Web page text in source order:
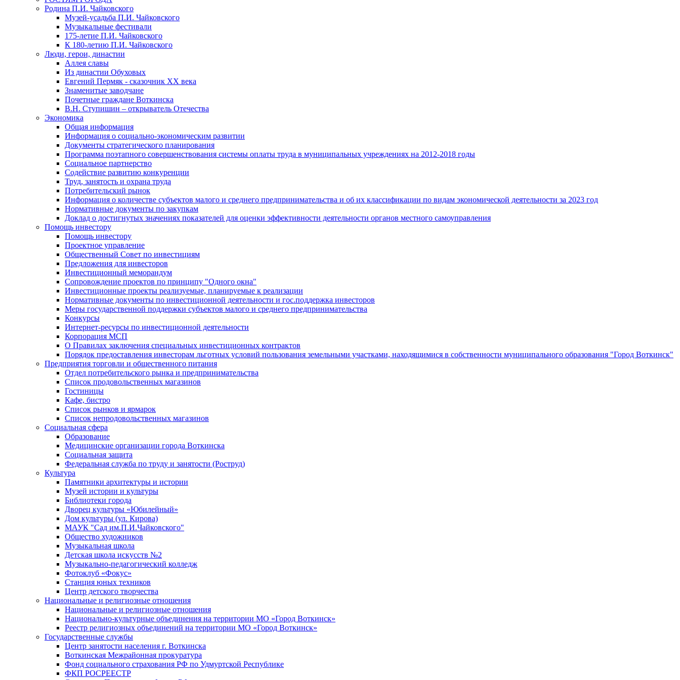
Родина П.И. Чайковского
Музей-усадьба П.И. Чайковского
Музыкальные фестивали
175-летие П.И. Чайковского
К 180-летию П.И. Чайковского
Люди, герои, династии
Аллея славы
Из династии Обуховых
Евгений Пермяк - сказочник XX века
Знаменитые заводчане
Почетные граждане Воткинска
В.Н. Ступишин – открыватель Отечества
Экономика
Общая информация
Информация о социально-экономическим развитии
Документы стратегического планирования
Программа поэтапного совершенствования системы оплаты труда в муниципальных учреждениях на 2012-2018 годы
Социальное партнерство
Содействие развитию конкуренции
Труд, занятость и охрана труда
Потребительский рынок
Информация о количестве субъектов малого и среднего предпринимательства и об их классификации по видам экономической деятельности за 2023 год
Нормативные документы по закупкам
Доклад о достигнутых значениях показателей для оценки эффективности деятельности органов местного самоуправления
Помощь инвестору
Помощь инвестору
Проектное управление
Общественный Совет по инвестициям
Предложения для инвесторов
Инвестиционный меморандум
Сопровождение проектов по принципу "Oдного окна"
Инвестиционные проекты реализуемые, планируемые к реализации
Нормативные документы по инвестиционной деятельности и гос.поддержка инвесторов
Меры государственной поддержки субъектов малого и среднего предпринимательства
Конкурсы
Интернет-ресурсы по инвестиционной деятельности
Корпорация МСП
О Правилах заключения специальных инвестиционных контрактов
Порядок предоставления инвесторам льготных условий пользования земельными участками, находящимися в собственности муниципального образования "Город Воткинск"
Предприятия торговли и общественного питания
Отдел потребительского рынка и предпринимательства
Список продовольственных магазинов
Гостиницы
Кафе, бистро
Cписок рынков и ярмарок
Список непродовольственных магазинов
Социальная сфера
Образование
Медицинские организации города Воткинска
Социальная защита
Федеральная служба по труду и занятости (Роструд)
Культура
Памятники архитектуры и истории
Музей истории и культуры
Библиотеки города
Дворец культуры «Юбилейный»
Дом культуры (ул. Кирова)
МАУК "Сад им.П.И.Чайковского"
Общество художников
Музыкальная школа
Детская школа искусств №2
Музыкально-педагогический колледж
Фотоклуб «Фокус»
Станция юных техников
Центр детского творчества
Национальные и религиозные отношения
Национальные и религиозные отношения
Национально-культурные объединения на территории МО «Город Воткинск»
Реестр религиозных объединений на территории МО «Город Воткинск»
Государственные службы
Центр занятости населения г. Воткинска
Воткинская Межрайонная прокуратура
Фонд социального страхования РФ по Удмуртской Республике
ФКП РОСРЕЕСТР